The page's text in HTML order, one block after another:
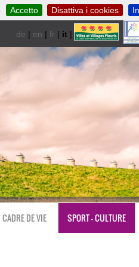
Accetto Disattiva i cookies
de | en | fr | it |nl
CADRE DE VIE SPORT - CULTURE